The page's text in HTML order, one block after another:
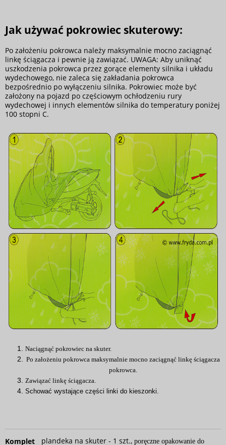
Jak używać pokrowiec skuterowy:
Po założeniu pokrowca należy maksymalnie mocno zaciągnąć
linkę ściągacza i pewnie ją zawiązać. UWAGA: Aby uniknąć
uszkodzenia pokrowca przez gorące elementy silnika i układu
wydechowego, nie zaleca się zakładania pokrowca
bezpośrednio po wyłączeniu silnika. Pokrowiec może być
założony na pojazd po częściowym ochłodzeniu rury
wydechowej i innych elementów silnika do temperatury poniżej
100 stopni C.
Naciągnąć pokrowiec na skuter.
Po założeniu pokrowca maksymalnie mocno zaciągnąć linkę ściągacza
pokrowca.
Zawiązać linkę ściągacza.
Schować wystające części linki do kieszonki.
Komplet plandeka na skuter - 1 szt., poręczne opakowanie do